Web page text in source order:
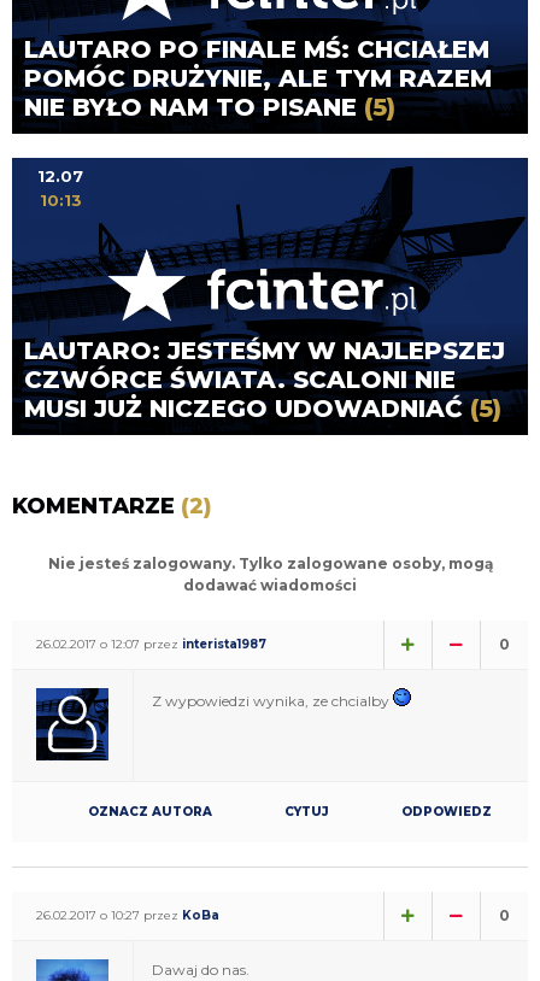
LAUTARO PO FINALE MŚ: CHCIAŁEM
POMÓC DRUŻYNIE, ALE TYM RAZEM
NIE BYŁO NAM TO PISANE (5)
LAUTARO: JESTEŚMY W NAJLEPSZEJ
CZWÓRCE ŚWIATA. SCALONI NIE
MUSI JUŻ NICZEGO UDOWADNIAĆ(5)
12.07
10:13
KOMENTARZE (2)
Nie jesteś zalogowany. Tylko zalogowane osoby, mogą
dodawać wiadomości
26.02.2017 o 12:07 przez interista1987 0
Z wypowiedzi wynika, ze chcialby
OZNACZ AUTORA CYTUJ ODPOWIEDZ
26.02.2017 o 10:27 przez KoBa 0
Dawaj do nas.